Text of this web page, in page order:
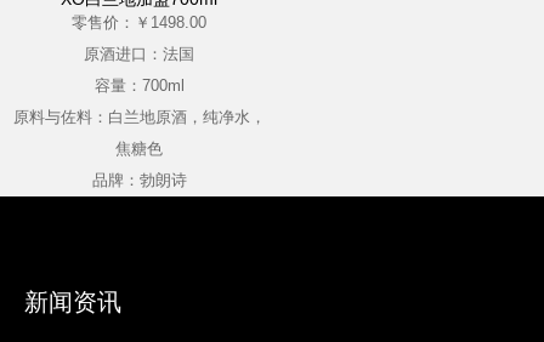
零售价：￥1498.00
原酒进口：法国
容量：700ml
原料与佐料：白兰地原酒，纯净水，
焦糖色
品牌：勃朗诗
新闻资讯